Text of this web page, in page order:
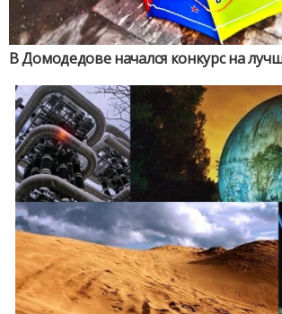
В Домодедове начался конкурс на